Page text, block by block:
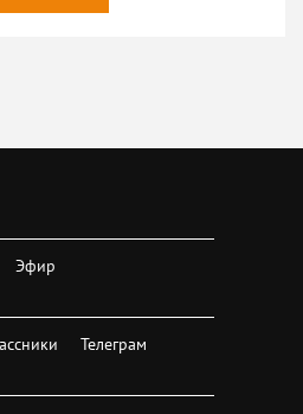
Эфир
Телеграм